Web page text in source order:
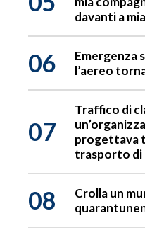
davanti a
06
Emergenza
l’aereo
07
Traffico di
progettava
trasporto di
08
Crolla un